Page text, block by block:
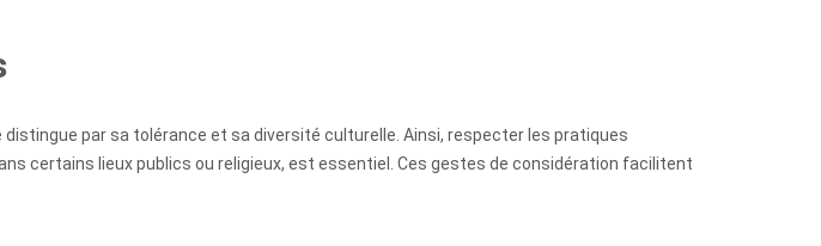
par sa tolérance et sa diversité culturelle. Ainsi, respecter les pratiques
certains lieux publics ou religieux, est essentiel. Ces gestes de considération facilitent